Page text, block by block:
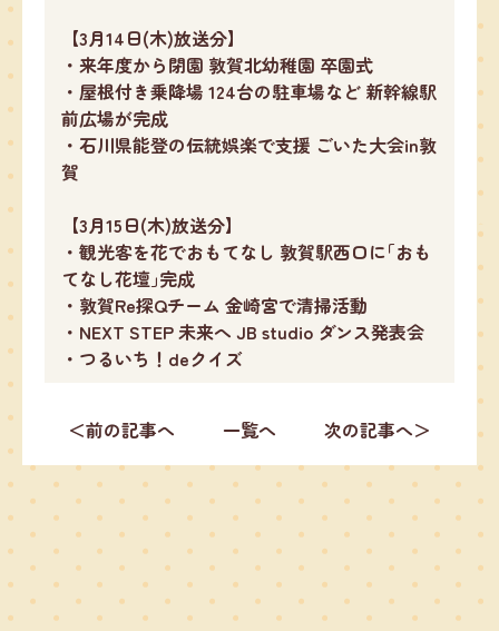
【3月14日(木)放送分】
・来年度から閉園 敦賀北幼稚園 卒園式
・屋根付き乗降場 124台の駐車場など 新幹線駅
前広場が完成
・石川県能登の伝統娯楽で支援 ごいた大会in敦
賀
【3月15日(木)放送分】
・観光客を花でおもてなし 敦賀駅西口に｢おも
てなし花壇｣完成
・敦賀Re探Qチーム 金崎宮で清掃活動
・NEXT STEP 未来へ JB studio ダンス発表会
・つるいち！deクイズ
＜前の記事へ 一覧へ 次の記事へ＞